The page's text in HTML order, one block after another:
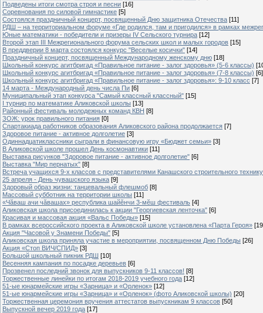
Подведены итоги смотра строя и песни [16]
Соревнования по силовой гимнастике [5]
Состоялся праздничный концерт, посвященный Дню защитника Отечества [11]
РДШ – на территориальном форуме «Где родился, там и пригодился» в рамках
Юные математики - победители и призеры IV Сельского турнира [12]
Второй этап III Межрегионального форума сельских школ и малых городов [15]
В преддверии 8 марта состоялся конкурс "Веселые косички" [14]
Праздничный концерт, посвященный Международному женскому дню [18]
Школьный конкурс агитбригад «Правильное питание - залог здоровья» (5-6 классы)
Школьный конкурс агитбригад «Правильное питание - залог здоровья» (7-8 классы) [6]
Школьный конкурс агитбригад «Правильное питание - залог здоровья»: 9-10 класс [7]
14 марта - Международный день числа Пи [6]
Муниципальный этап конкурса "Самый классный классный" [15]
I турнир по математике Аликовской школы [13]
Районный фестиваль молодежных команд КВН [8]
ЗОЖ: урок правильного питания [0]
Спартакиада работников образования Аликовского района продолжается [7]
Здоровое питание - активное долголетие [3]
Одиннадцатиклассники сыграли в финансовую игру «Бюджет семьи» [3]
В Аликовской школе прошел День космонавтики [11]
Выставка рисунков "Здоровое питание - активное долголетие" [6]
Выставка "Мир пернатых" [8]
Встреча учащихся 9-х классов с представителями Канашского строительного
25 апреля - День чувашского языка [9]
Здоровый образ жизни: танцевальный флешмоб [8]
Массовый субботник на территории школы [11]
«Чăваш ачи чăвашах» республика шайĕнчи 3-мĕш фестиваль [4]
Аликовская школа присоединилась к акции "Георгиевская ленточка" [6]
Красивая и массовая акция «Вальс Победы» [15]
В рамках всероссийского проекта в Аликовской школе установлена «Парта Героя»
Акция "Часовой у Знамени Победы" [5]
Аликовская школа приняла участие в мероприятии, посвященном Дню Победы [26]
Акция «Стоп ВИЧ/СПИД» [3]
Большой школьный пикник РДШ [10]
Весенняя кампания по посадке деревьев [6]
Прозвенел последний звонок для выпускников 9-11 классов! [8]
Торжественные линейки по итогам 2018-2019 учебного года [12]
51-ые юнармейские игры «Зарница» и «Орленок» [12]
51-ые юнармейские игры «Зарница» и «Орленок» (фото Аликовской школы) [20]
Торжественная церемония вручения аттестатов выпускникам 9 классов [50]
Выпускной вечер 2019 года [17]